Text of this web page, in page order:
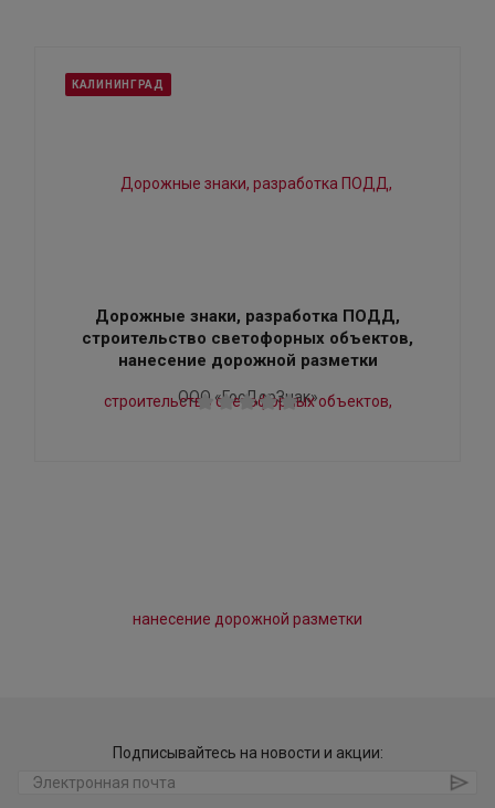
КАЛИНИНГРАД
Дорожные знаки, разработка ПОДД,
строительство светофорных объектов,
нанесение дорожной разметки
ООО «ГосДорЗнак»
Подписывайтесь на новости и акции: